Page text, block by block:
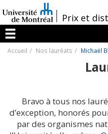
au
contenu
/Prix et
Menu
Accueil Nos lauréats Michaël
Bravo à tous nos
d’exception, honorés
par des organismes